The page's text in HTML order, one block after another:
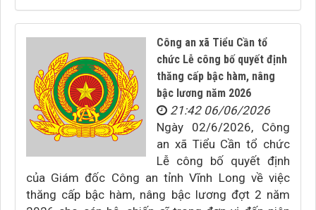
Công an xã Tiểu Cần tổ
chức Lễ công bố quyết định
thăng cấp bậc hàm, nâng
bậc lương năm 2026
21:42 06/06/2026
Ngày 02/6/2026, Công
an xã Tiểu Cần tổ chức
Lễ công bố quyết định
của Giám đốc Công an tỉnh Vĩnh Long về việc
thăng cấp bậc hàm, nâng bậc lương đợt 2 năm